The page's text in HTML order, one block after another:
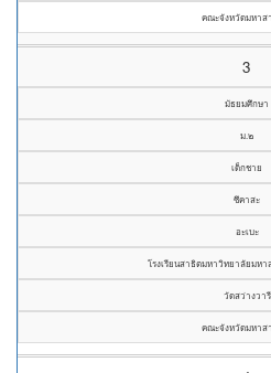
คณะจังหวัดมหาส
3
มัธยมศึกษา
ม.๒
เด็กชาย
ซึคาสะ
อะเบะ
โรงเรียนสาธิตมหาวิทยาลัยมห
วัดสว่างวารี
คณะจังหวัดมหาส